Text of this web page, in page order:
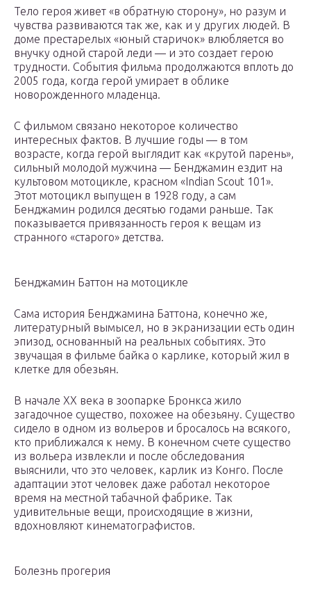
Тело героя живет «в обратную сторону», но разум и
чувства развиваются так же, как и у других людей. В
доме престарелых «юный старичок» влюбляется во
внучку одной старой леди — и это создает герою
трудности. События фильма продолжаются вплоть до
2005 года, когда герой умирает в облике
новорожденного младенца.
С фильмом связано некоторое количество
интересных фактов. В лучшие годы — в том
возрасте, когда герой выглядит как «крутой парень»,
сильный молодой мужчина — Бенджамин ездит на
культовом мотоцикле, красном «Indian Scout 101».
Этот мотоцикл выпущен в 1928 году, а сам
Бенджамин родился десятью годами раньше. Так
показывается привязанность героя к вещам из
странного «старого» детства.
Бенджамин Баттон на мотоцикле
Сама история Бенджамина Баттона, конечно же,
литературный вымысел, но в экранизации есть один
эпизод, основанный на реальных событиях. Это
звучащая в фильме байка о карлике, который жил в
клетке для обезьян.
В начале ХХ века в зоопарке Бронкса жило
загадочное существо, похожее на обезьяну. Существо
сидело в одном из вольеров и бросалось на всякого,
кто приближался к нему. В конечном счете существо
из вольера извлекли и после обследования
выяснили, что это человек, карлик из Конго. После
адаптации этот человек даже работал некоторое
время на местной табачной фабрике. Так
удивительные вещи, происходящие в жизни,
вдохновляют кинематографистов.
Болезнь прогерия